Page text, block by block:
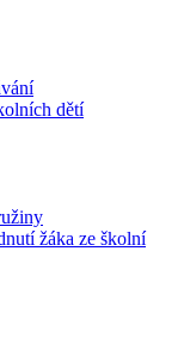
dětí
žáka ze školní